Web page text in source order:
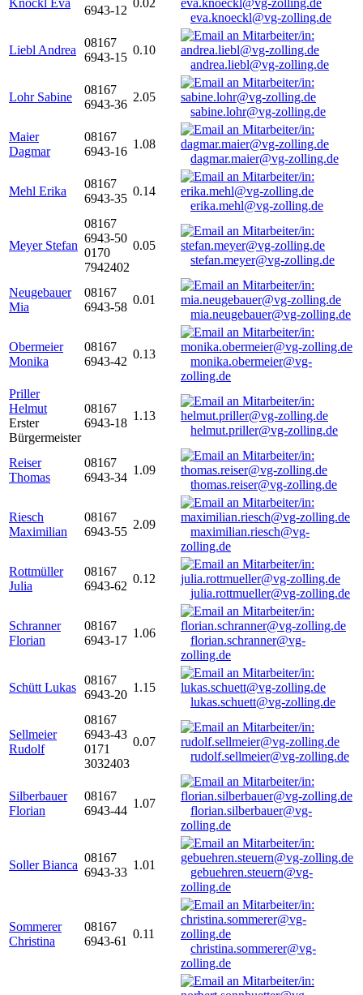
Knöckl Eva
6943-12
0.02
eva.knoeckl@vg-zolling.de
Liebl Andrea
08167
6943-15
0.10
andrea.liebl@vg-zolling.de
Lohr Sabine
08167
6943-36
2.05
sabine.lohr@vg-zolling.de
Maier
Dagmar
08167
6943-16
1.08
dagmar.maier@vg-zolling.de
Mehl Erika
08167
6943-35
0.14
erika.mehl@vg-zolling.de
Meyer Stefan
08167
6943-50
0170
7942402
0.05
stefan.meyer@vg-zolling.de
Neugebauer
Mia
08167
6943-58
0.01
mia.neugebauer@vg-zolling.de
Obermeier
Monika
08167
6943-42
0.13
monika.obermeier@vg-
zolling.de
Priller
Helmut
Erster
Bürgermeister
08167
6943-18
1.13
helmut.priller@vg-zolling.de
Reiser
Thomas
08167
6943-34
1.09
thomas.reiser@vg-zolling.de
Riesch
Maximilian
08167
6943-55
2.09
maximilian.riesch@vg-
zolling.de
Rottmüller
Julia
08167
6943-62
0.12
julia.rottmueller@vg-zolling.de
Schranner
Florian
08167
6943-17
1.06
florian.schranner@vg-
zolling.de
Schütt Lukas
08167
6943-20
1.15
lukas.schuett@vg-zolling.de
Sellmeier
Rudolf
08167
6943-43
0171
3032403
0.07
rudolf.sellmeier@vg-zolling.de
Silberbauer
Florian
08167
6943-44
1.07
florian.silberbauer@vg-
zolling.de
Soller Bianca
08167
6943-33
1.01
gebuehren.steuern@vg-
zolling.de
Sommerer
Christina
08167
6943-61
0.11
christina.sommerer@vg-
zolling.de